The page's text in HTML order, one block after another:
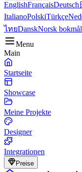
EnglishFrançaisDeutsch
ItalianoPolskiTürkçe
ไทยDanskNorsk bokmål
Menu
Main
Startseite
Showcase
Meine Projekte
Designer
Integrationen
Preise